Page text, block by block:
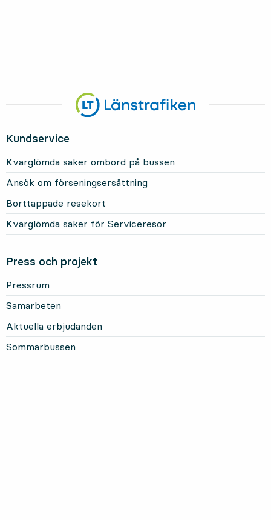
Kundservice
Kvarglömda saker ombord på bussen
Ansök om förseningsersättning
Borttappade resekort
Kvarglömda saker för Serviceresor
Press och projekt
Pressrum
Samarbeten
Aktuella erbjudanden
Sommarbussen